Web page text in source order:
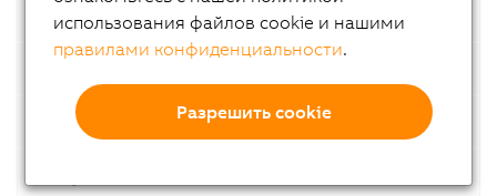
Модули дискретных входов
Модули дискретных входов/выходов
использования файлов cookie и нашими
правилами конфиденциальности.
Разрешить cookie